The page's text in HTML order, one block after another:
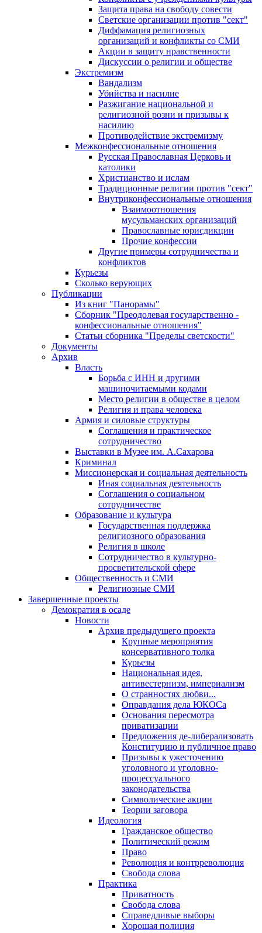
Защита права на свободу совести
Светские организации против "сект"
Диффамация религиозных
организаций и конфликты со СМИ
Акции в защиту нравственности
Дискуссии о религии и обществе
Экстремизм
Вандализм
Убийства и насилие
Разжигание национальной и
религиозной розни и призывы к
насилию
Противодействие экстремизму
Межконфессиональные отношения
Русская Православная Церковь и
католики
Христианство и ислам
Традиционные религии против "сект"
Внутриконфессиональные отношения
Взаимоотношения
мусульманских организаций
Православные юрисдикции
Прочие конфессии
Другие примеры сотрудничества и
конфликтов
Курьезы
Сколько верующих
Публикации
Из книг "Панорамы"
Сборник "Преодолевая государственно -
конфессиональные отношения"
Статьи сборника "Пределы светскости"
Документы
Архив
Власть
Борьба с ИНН и другими
машиночитаемыми кодами
Место религии в обществе в целом
Религия и права человека
Армия и силовые структуры
Соглашения и практическое
сотрудничество
Выставки в Музее им. А.Сахарова
Криминал
Миссионерская и социальная деятельность
Иная социальная деятельность
Соглашения о социальном
сотрудничестве
Образование и культура
Государственная поддержка
религиозного образования
Религия в школе
Сотрудничество в культурно-
просветительской сфере
Общественность и СМИ
Религиозные СМИ
Завершенные проекты
Демократия в осаде
Новости
Архив предыдущего проекта
Крупные мероприятия
консервативного толка
Курьезы
Национальная идея,
антивестернизм, империализм
О странностях любви...
Оправдания дела ЮКОСа
Основания пересмотра
приватизации
Предложения де-либерализовать
Конституцию и публичное право
Призывы к ужесточению
уголовного и уголовно-
процессуального
законодательства
Символические акции
Теории заговора
Идеология
Гражданское общество
Политический режим
Право
Революция и контрреволюция
Свобода слова
Практика
Приватность
Свобода слова
Справедливые выборы
Хорошая полиция